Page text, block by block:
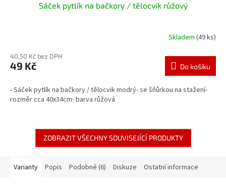
Sáček pytlík na bačkory / tělocvik růžový
Skladem (49 ks)
40,50 Kč bez DPH
49 Kč Do košíku
- Sáček pytlík na bačkory / tělocvik modrý- se šňůrkou na stažení-
rozměr cca 40x34cm- barva růžová
ZOBRAZIT VŠECHNY SOUVISEJÍCÍ PRODUKTY
Varianty Popis Podobné (6) Diskuze Ostatní informace